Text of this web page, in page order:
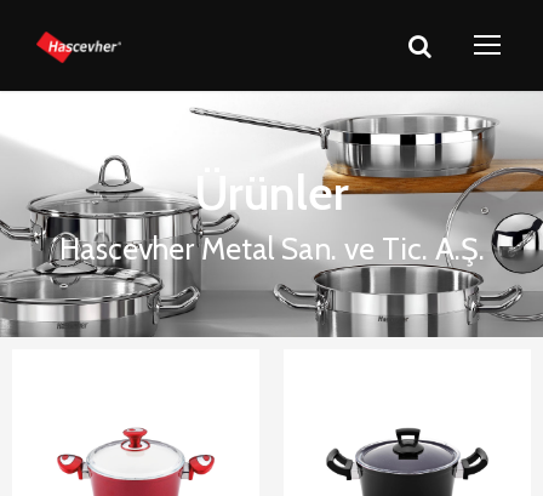
Ürünler
Hascevher Metal San. ve Tic. A.Ş.
Astoria
Seramik
Tencereler
Fuleco Granit
Tencereler